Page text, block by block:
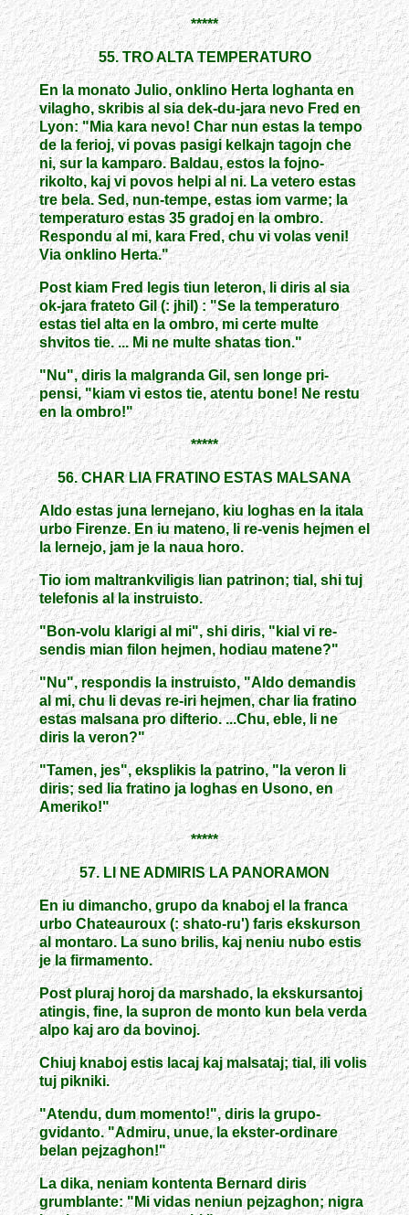
*****
55. TRO ALTA TEMPERATURO
En la monato Julio, onklino Herta loghanta en
vilagho, skribis al sia dek-du-jara nevo Fred en
Lyon: "Mia kara nevo! Char nun estas la tempo
de la ferioj, vi povas pasigi kelkajn tagojn che
ni, sur la kamparo. Baldau, estos la fojno-
rikolto, kaj vi povos helpi al ni. La vetero estas
tre bela. Sed, nun-tempe, estas iom varme; la
temperaturo estas 35 gradoj en la ombro.
Respondu al mi, kara Fred, chu vi volas veni!
Via onklino Herta."
Post kiam Fred legis tiun leteron, li diris al sia
ok-jara frateto Gil (: jhil) : "Se la temperaturo
estas tiel alta en la ombro, mi certe multe
shvitos tie. ... Mi ne multe shatas tion."
"Nu", diris la malgranda Gil, sen longe pri-
pensi, "kiam vi estos tie, atentu bone! Ne restu
en la ombro!"
*****
56. CHAR LIA FRATINO ESTAS MALSANA
Aldo estas juna lernejano, kiu loghas en la itala
urbo Firenze. En iu mateno, li re-venis hejmen el
la lernejo, jam je la naua horo.
Tio iom maltrankviligis lian patrinon; tial, shi tuj
telefonis al la instruisto.
"Bon-volu klarigi al mi", shi diris, "kial vi re-
sendis mian filon hejmen, hodiau matene?"
"Nu", respondis la instruisto, "Aldo demandis
al mi, chu li devas re-iri hejmen, char lia fratino
estas malsana pro difterio. ...Chu, eble, li ne
diris la veron?"
"Tamen, jes", eksplikis la patrino, "la veron li
diris; sed lia fratino ja loghas en Usono, en
Ameriko!"
*****
57. LI NE ADMIRIS LA PANORAMON
En iu dimancho, grupo da knaboj el la franca
urbo Chateauroux (: shato-ru') faris ekskurson
al montaro. La suno brilis, kaj neniu nubo estis
je la firmamento.
Post pluraj horoj da marshado, la ekskursantoj
atingis, fine, la supron de monto kun bela verda
alpo kaj aro da bovinoj.
Chiuj knaboj estis lacaj kaj malsataj; tial, ili volis
tuj pikniki.
"Atendu, dum momento!", diris la grupo-
gvidanto. "Admiru, unue, la ekster-ordinare
belan pejzaghon!"
La dika, neniam kontenta Bernard diris
grumblante: "Mi vidas neniun pejzaghon; nigra